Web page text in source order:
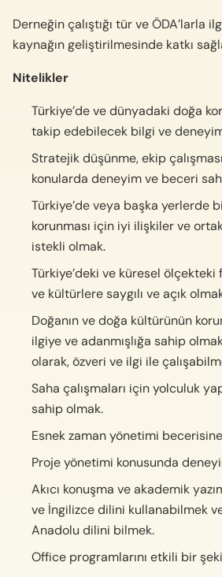
Derneğin çalıştığı tür ve ÖDA’larla
kaynağın geliştirilmesinde katkı
Nitelikler
Türkiye’de ve dünyadaki doğa
takip edebilecek bilgi ve
Stratejik düşünme, ekip
konularda deneyim ve beceri
Türkiye’de veya başka yerlerde
korunması için iyi ilişkiler ve
istekli olmak.
Türkiye’deki ve küresel ölçekteki
ve kültürlere saygılı ve açık
Doğanın ve doğa kültürünün
ilgiye ve adanmışlığa sahip
olarak, özveri ve ilgi ile
Saha çalışmaları için yolculuk
sahip olmak.
Esnek zaman yönetimi
Proje yönetimi konusunda
Akıcı konuşma ve akademik
ve İngilizce dilini kullanabilmek
Anadolu dilini bilmek.
Office programlarını etkili bir